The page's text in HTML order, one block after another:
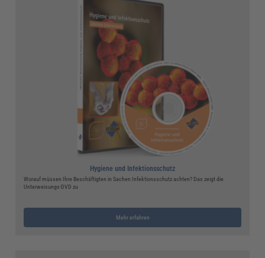
Hygiene und Infektionsschutz
Worauf müssen Ihre Beschäftigten in Sachen Infektionsschutz achten? Das zeigt die
Unterweisungs-DVD zu
Mehr erfahren